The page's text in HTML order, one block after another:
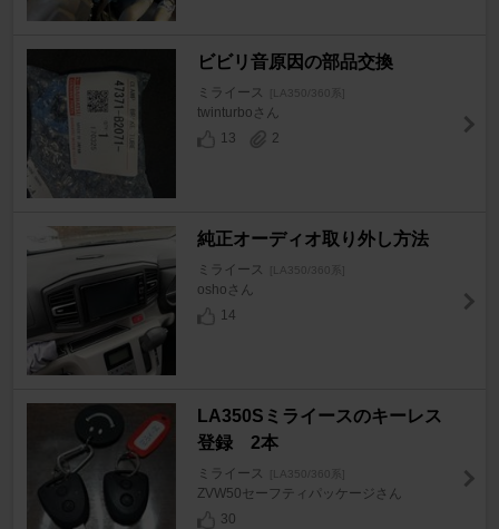
ビビリ音原因の部品交換
ミライース [LA350/360系]
twinturboさん
13
2
純正オーディオ取り外し方法
ミライース [LA350/360系]
oshoさん
14
LA350Sミライースのキーレス
登録 2本
ミライース [LA350/360系]
ZVW50セーフティパッケージさん
30